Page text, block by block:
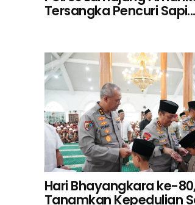
Tersangka Pencuri Sapi...
Hari Bhayangkara ke-
Tanamkan Kepedulian